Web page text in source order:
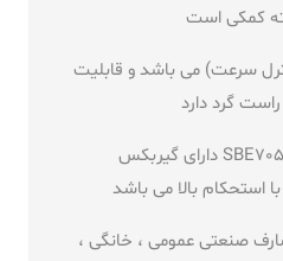
کمکی است
سرعت) می باشد و قابلیت
گرد دارد
دریل چکشی آاگ مدل SBE705RZ دارای گیربکس
صنعتی عمومی ، خانگی ،